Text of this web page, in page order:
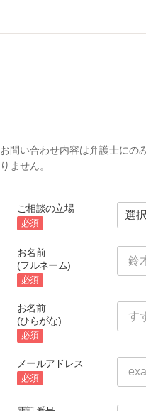
お問い合わせ内容は弁護士にの
りません。
ご相談の立場
必須
お名前
(フルネーム)
必須
お名前
(ひらがな)
必須
メールアドレス
必須